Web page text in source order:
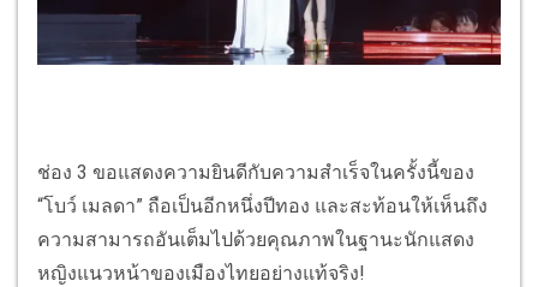
ช่อง 3 ขอแสดงความยินดีกับความสำเร็จในครั้งนี้ของ
“โบว์ เมลดา” ถือเป็นอีกหนึ่งปีทอง และสะท้อนให้เห็นถึง
ความสามารถอันเต็มไปด้วยคุณภาพในฐานะนักแสดง
หญิงแนวหน้าของเมืองไทยอย่างแท้จริง!